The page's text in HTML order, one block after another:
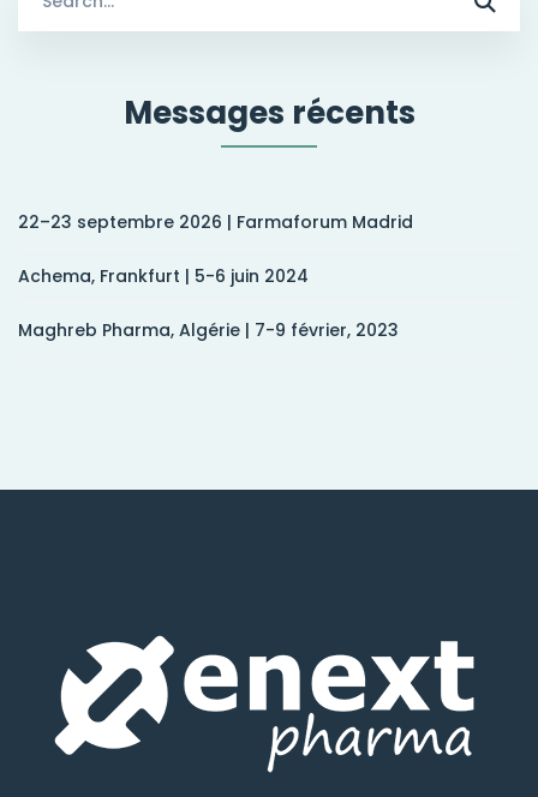
for:
Messages récents
22–23 septembre 2026 | Farmaforum Madrid
Achema, Frankfurt | 5-6 juin 2024
Maghreb Pharma, Algérie | 7-9 février, 2023